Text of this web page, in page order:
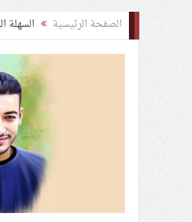
حدث
الصفحة الرئيسية السهلة